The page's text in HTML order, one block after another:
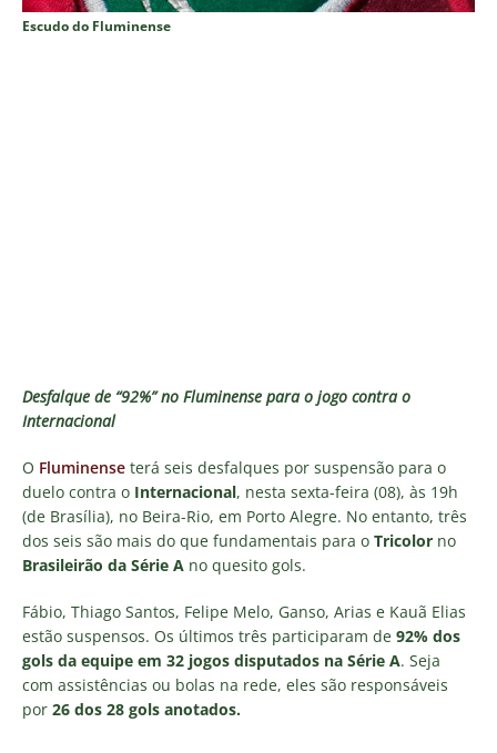
Escudo do Fluminense
Desfalque de “92%” no Fluminense para o jogo contra o
Internacional
O Fluminense terá seis desfalques por suspensão para o
duelo contra o Internacional, nesta sexta-feira (08), às 19h
(de Brasília), no Beira-Rio, em Porto Alegre. No entanto, três
dos seis são mais do que fundamentais para o Tricolor no
Brasileirão da Série A no quesito gols.
Fábio, Thiago Santos, Felipe Melo, Ganso, Arias e Kauã Elias
estão suspensos. Os últimos três participaram de 92% dos
gols da equipe em 32 jogos disputados na Série A. Seja
com assistências ou bolas na rede, eles são responsáveis
por 26 dos 28 gols anotados.